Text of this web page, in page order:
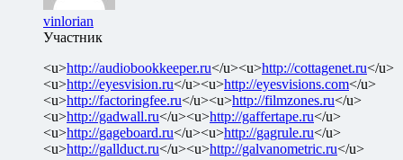
vinlorian
Участник
<u>http://audiobookkeeper.ru</u><u>http://cottagenet.ru</u>
<u>http://eyesvision.ru</u><u>http://eyesvisions.com</u>
<u>http://factoringfee.ru</u><u>http://filmzones.ru</u>
<u>http://gadwall.ru</u><u>http://gaffertape.ru</u>
<u>http://gageboard.ru</u><u>http://gagrule.ru</u>
<u>http://gallduct.ru</u><u>http://galvanometric.ru</u>